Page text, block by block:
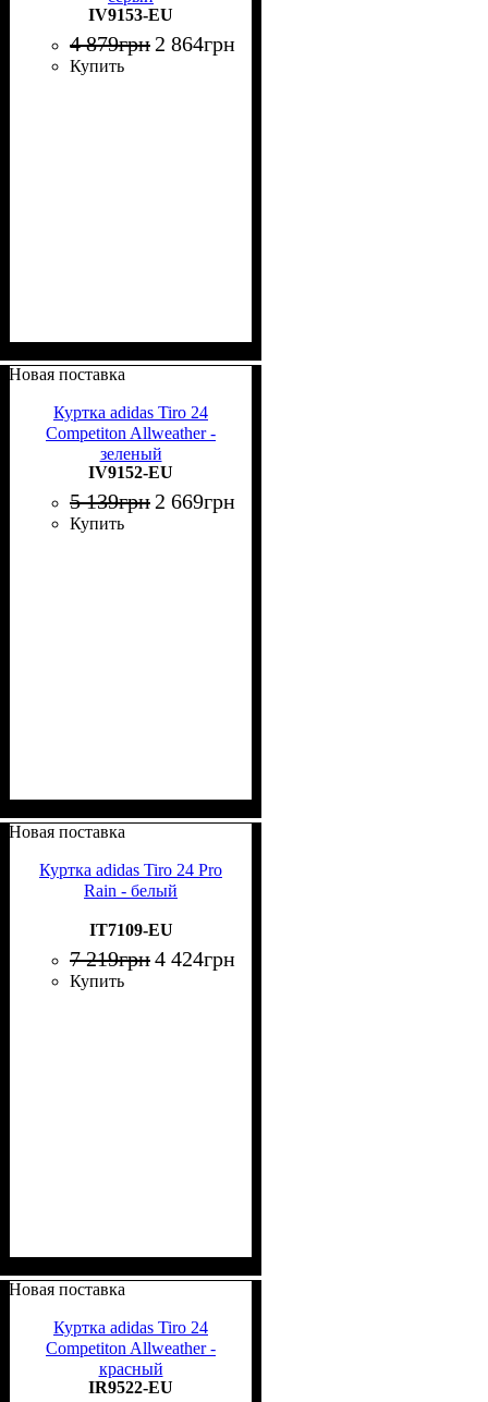
IV9153-EU
4 879грн 2 864грн
Купить
Новая поставка
Куртка adidas Tiro 24
Competiton Allweather -
зеленый
IV9152-EU
5 139грн 2 669грн
Купить
Новая поставка
Куртка adidas Tiro 24 Pro
Rain - белый
IT7109-EU
7 219грн4 424грн
Купить
Новая поставка
Куртка adidas Tiro 24
Competiton Allweather -
красный
IR9522-EU